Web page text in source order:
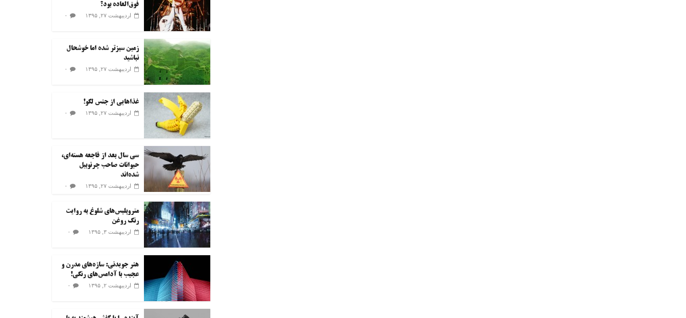
فوق‌العاده بود؟
اردیبهشت ۲۷, ۱۳۹۵ ۰
زمین سبزتر شده اما خوشحال
نباشید
اردیبهشت ۲۷, ۱۳۹۵ ۰
غذاهایی از جنس لگو!
اردیبهشت ۲۷, ۱۳۹۵ ۰
سی سال بعد از فاجعه هسته‌ای،
حیوانات صاحب چرنوبیل
شده‌اند
اردیبهشت ۲۷, ۱۳۹۵ ۰
متروپلیس‌های شلوغ به روایت
رنگ روغن
اردیبهشت ۳, ۱۳۹۵ ۰
هنر جویدنی: سازه‌های مدرن و
عجیب با آدامس‌های رنگی!
اردیبهشت ۲, ۱۳۹۵ ۰